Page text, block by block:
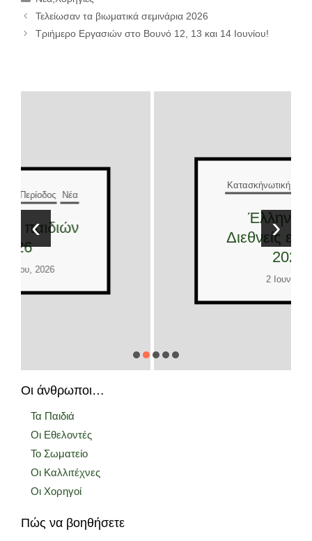
Τελείωσαν τα βιωματικά σεμινάρια 2026
Τριήμερο Εργασιών στο Βουνό 12, 13 και 14 Ιουνίου!
‹ ›
Οι άνθρωποι…
Τα Παιδιά
Οι Εθελοντές
Το Σωματείο
Οι Καλλιτέχνες
Οι Χορηγοί
Πώς να βοηθήσετε